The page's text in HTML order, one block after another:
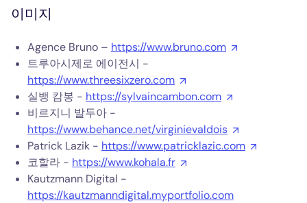
이미지
Agence Bruno – https://www.bruno.com
트루아시제로 에이전시 -
https://www.threesixzero.com
실뱅 캄봉 - https://sylvaincambon.com
비르지니 발두아 -
https://www.behance.net/virginievaldois
Patrick Lazik - https://www.patricklazic.com
코할라 - https://www.kohala.fr
Kautzmann Digital -
https://kautzmanndigital.myportfolio.com